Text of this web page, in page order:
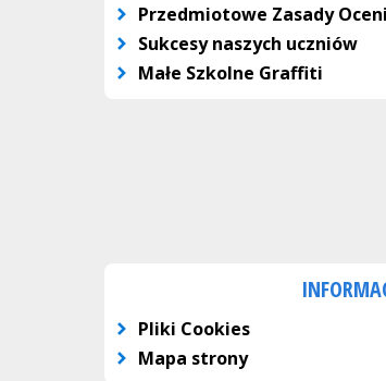
Przedmiotowe Zasady
Sukcesy naszych uczniów
Małe Szkolne Graffiti
Pliki Cookies
Mapa strony